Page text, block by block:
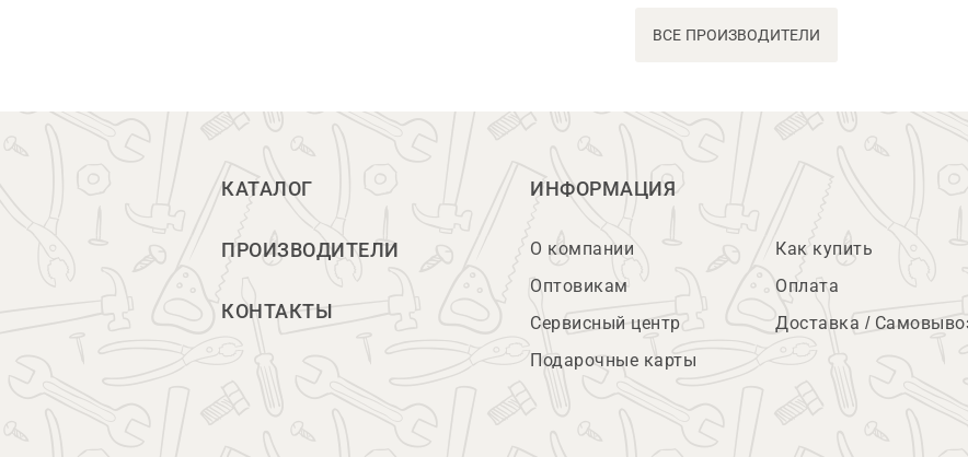
ВСЕ ПРОИЗВОДИТЕЛИ
КАТАЛОГ
ПРОИЗВОДИТЕЛИ
КОНТАКТЫ
ИНФОРМАЦИЯ
О компании
Оптовикам
Сервисный центр
Подарочные карты
Как купить
Оплата
Доставка /